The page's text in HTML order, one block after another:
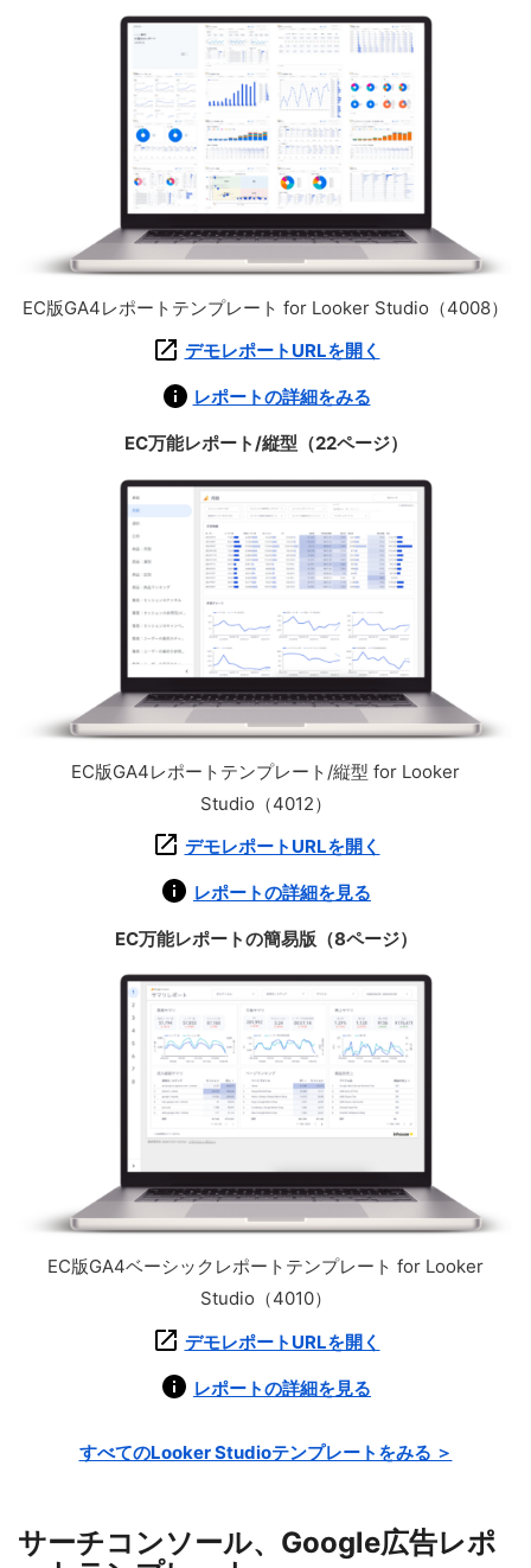
EC版GA4レポートテンプレート for Looker Studio（4008）
デモレポートURLを開く
レポートの詳細をみる
EC万能レポート/縦型（22ページ）
EC版GA4レポートテンプレート/縦型 for Looker
Studio（4012）
デモレポートURLを開く
レポートの詳細を見る
EC万能レポートの簡易版（8ページ）
EC版GA4ベーシックレポートテンプレート for Looker
Studio（4010）
デモレポートURLを開く
レポートの詳細を見る
すべてのLooker Studioテンプレートをみる ＞
サーチコンソール、Google広告レポ